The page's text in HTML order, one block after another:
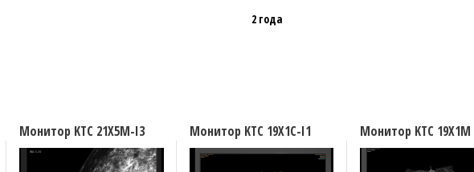
2 года
Монитор KTC 21X5M-I3 Монитор KTC 19X1C-I1 Монитор KTC 19X1M